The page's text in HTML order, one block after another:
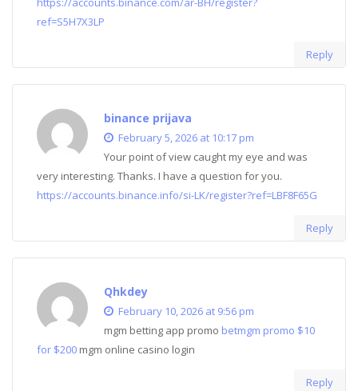
ref=S5H7X3LP
Reply
binance prijava
February 5, 2026 at 10:17 pm
Your point of view caught my eye and was
very interesting. Thanks. I have a question for you.
https://accounts.binance.info/si-LK/register?ref=LBF8F65G
Reply
Qhkdey
February 10, 2026 at 9:56 pm
mgm betting app promo betmgm promo $10
for $200 mgm online casino login
Reply